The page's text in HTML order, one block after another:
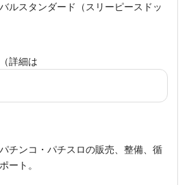
ルスタンダード（スリーピースドッ
詳細は
チンコ・パチスロの販売、整備、循
ート。